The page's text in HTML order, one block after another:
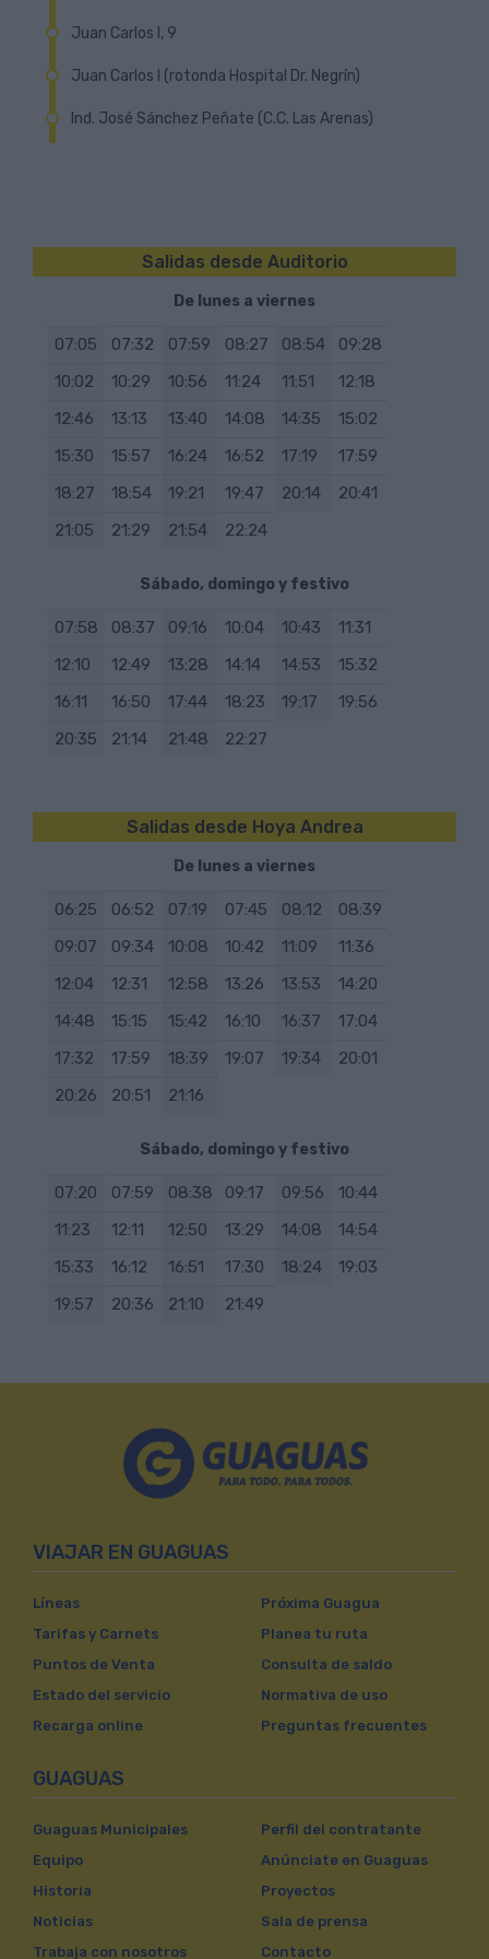
Como llegar hasta aquí
Localizar parada en el plano
Como llegar hasta aquí
Próxima Guagua
Localizar parada en el plano
Como llegar hasta aquí
Juan Carlos I, 9
Próxima Guagua
Localizar parada en el plano
Juan Carlos I (rotonda Hospital Dr. Negrín)
Próxima Guagua
Ind. José Sánchez Peñate (C.C. Las Arenas)
Código de parada: 925
Salidas desde Auditorio
De lunes a viernes
07:05 07:32 07:59 08:27 08:54
09:28
10:02
10:29 10:56 11:24 11:51
12:18
12:46
13:13 13:40 14:08 14:35
15:02
15:30
15:57 16:24 16:52 17:19
17:59
18:27
18:54 19:21 19:47 20:14
20:41
21:05
21:29 21:54 22:24
Sábado, domingo y festivo
07:58 08:37 09:16 10:04 10:43
11:31
12:10
12:49 13:28 14:14 14:53
15:32
16:11
16:50 17:44 18:23 19:17
19:56
20:35
21:14 21:48 22:27
Salidas desde Hoya Andrea
De lunes a viernes
06:25 06:52 07:19 07:45 08:12
08:39
09:07
09:34 10:08 10:42 11:09
11:36
12:04
12:31 12:58 13:26 13:53
14:20
14:48
15:15 15:42 16:10 16:37
17:04
17:32
17:59 18:39 19:07 19:34
20:01
20:26
20:51 21:16
Sábado, domingo y festivo
07:20 07:59 08:38 09:17 09:56
10:44
11:23
12:11 12:50 13:29 14:08
14:54
15:33
16:12 16:51 17:30 18:24
19:03
19:57
20:36 21:10 21:49
VIAJAR EN GUAGUAS
Líneas
Tarifas y Carnets
Puntos de Venta
Estado del servicio
Recarga online
Próxima Guagua
Planea tu ruta
Consulta de saldo
Normativa de uso
Preguntas frecuentes
GUAGUAS
Guaguas Municipales
Equipo
Historia
Noticias
Trabaja con nosotros
Perfil del contratante
Anúnciate en Guaguas
Proyectos
Sala de prensa
Contacto